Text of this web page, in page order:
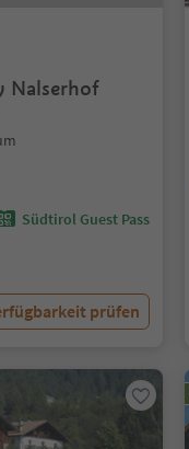
Nalserhof
Südtirol Guest Pass
prüfen